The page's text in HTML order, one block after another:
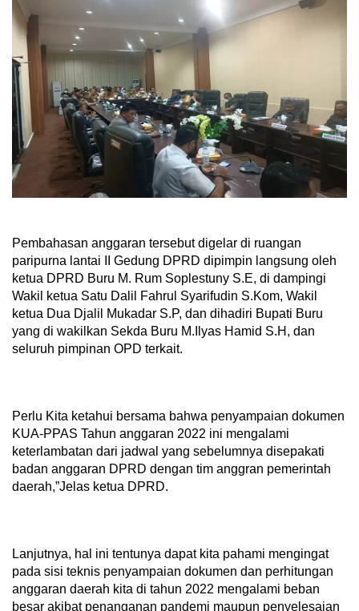
Pembahasan anggaran tersebut digelar di ruangan
paripurna lantai II Gedung DPRD dipimpin langsung oleh
ketua DPRD Buru M. Rum Soplestuny S.E, di dampingi
Wakil ketua Satu Dalil Fahrul Syarifudin S.Kom, Wakil
ketua Dua Djalil Mukadar S.P, dan dihadiri Bupati Buru
yang di wakilkan Sekda Buru M.Ilyas Hamid S.H, dan
seluruh pimpinan OPD terkait.
Perlu Kita ketahui bersama bahwa penyampaian dokumen
KUA-PPAS Tahun anggaran 2022 ini mengalami
keterlambatan dari jadwal yang sebelumnya disepakati
badan anggaran DPRD dengan tim anggran pemerintah
daerah,”Jelas ketua DPRD.
Lanjutnya, hal ini tentunya dapat kita pahami mengingat
pada sisi teknis penyampaian dokumen dan perhitungan
anggaran daerah kita di tahun 2022 mengalami beban
besar akibat penanganan pandemi maupun penyelesaian